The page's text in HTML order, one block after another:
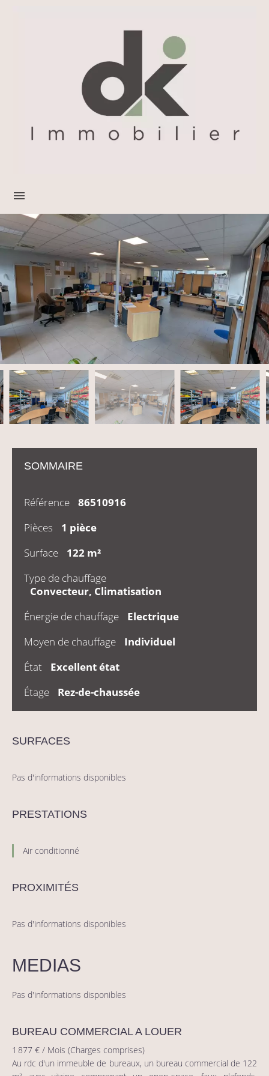
SOMMAIRE
Référence
86510916
Pièces
1 pièce
Surface
122 m²
Type de chauffage
Convecteur, Climatisation
Énergie de chauffage
Electrique
Moyen de chauffage
Individuel
État
Excellent état
Étage
Rez-de-chaussée
SURFACES
Pas d'informations disponibles
PRESTATIONS
Air conditionné
PROXIMITÉS
Pas d'informations disponibles
MEDIAS
Pas d'informations disponibles
BUREAU COMMERCIAL A LOUER
1 877 € / Mois (Charges comprises)
Au rdc d'un immeuble de bureaux, un bureau commercial de 122